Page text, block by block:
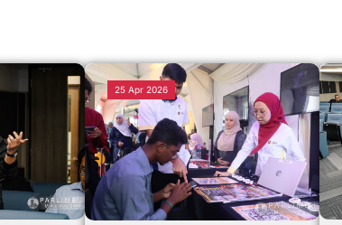
25 Apr 2026